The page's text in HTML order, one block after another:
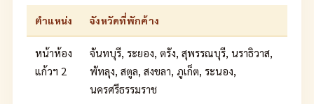
ตำแหน่ง จังหวัดที่พักค้าง
หน้าห้อง
แก้วฯ 2
จันทบุรี, ระยอง, ตรัง, สุพรรณบุรี, นราธิวาส,
พัทลุง, สตูล, สงขลา, ภูเก็ต, ระนอง,
นครศรีธรรมราช